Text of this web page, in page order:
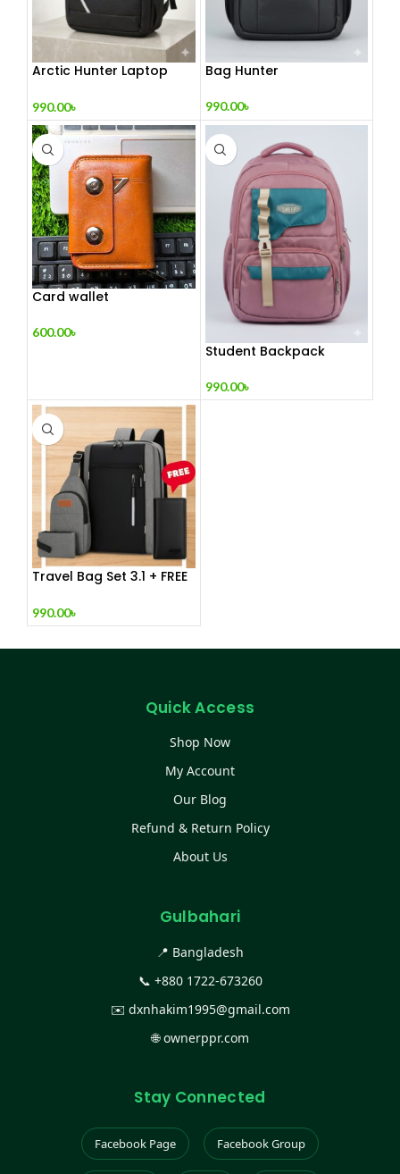
Arctic Hunter Laptop
990.00৳
Bag Hunter
990.00৳
Card wallet
600.00৳
Student Backpack
990.00৳
Travel Bag Set 3.1 + FREE
990.00৳
Quick Access
Shop Now
My Account
Our Blog
Refund & Return Policy
About Us
Gulbahari
📍 Bangladesh
📞 +880 1722-673260
✉️ dxnhakim1995@gmail.com
🌐ownerppr.com
Stay Connected
Facebook Page Facebook Group